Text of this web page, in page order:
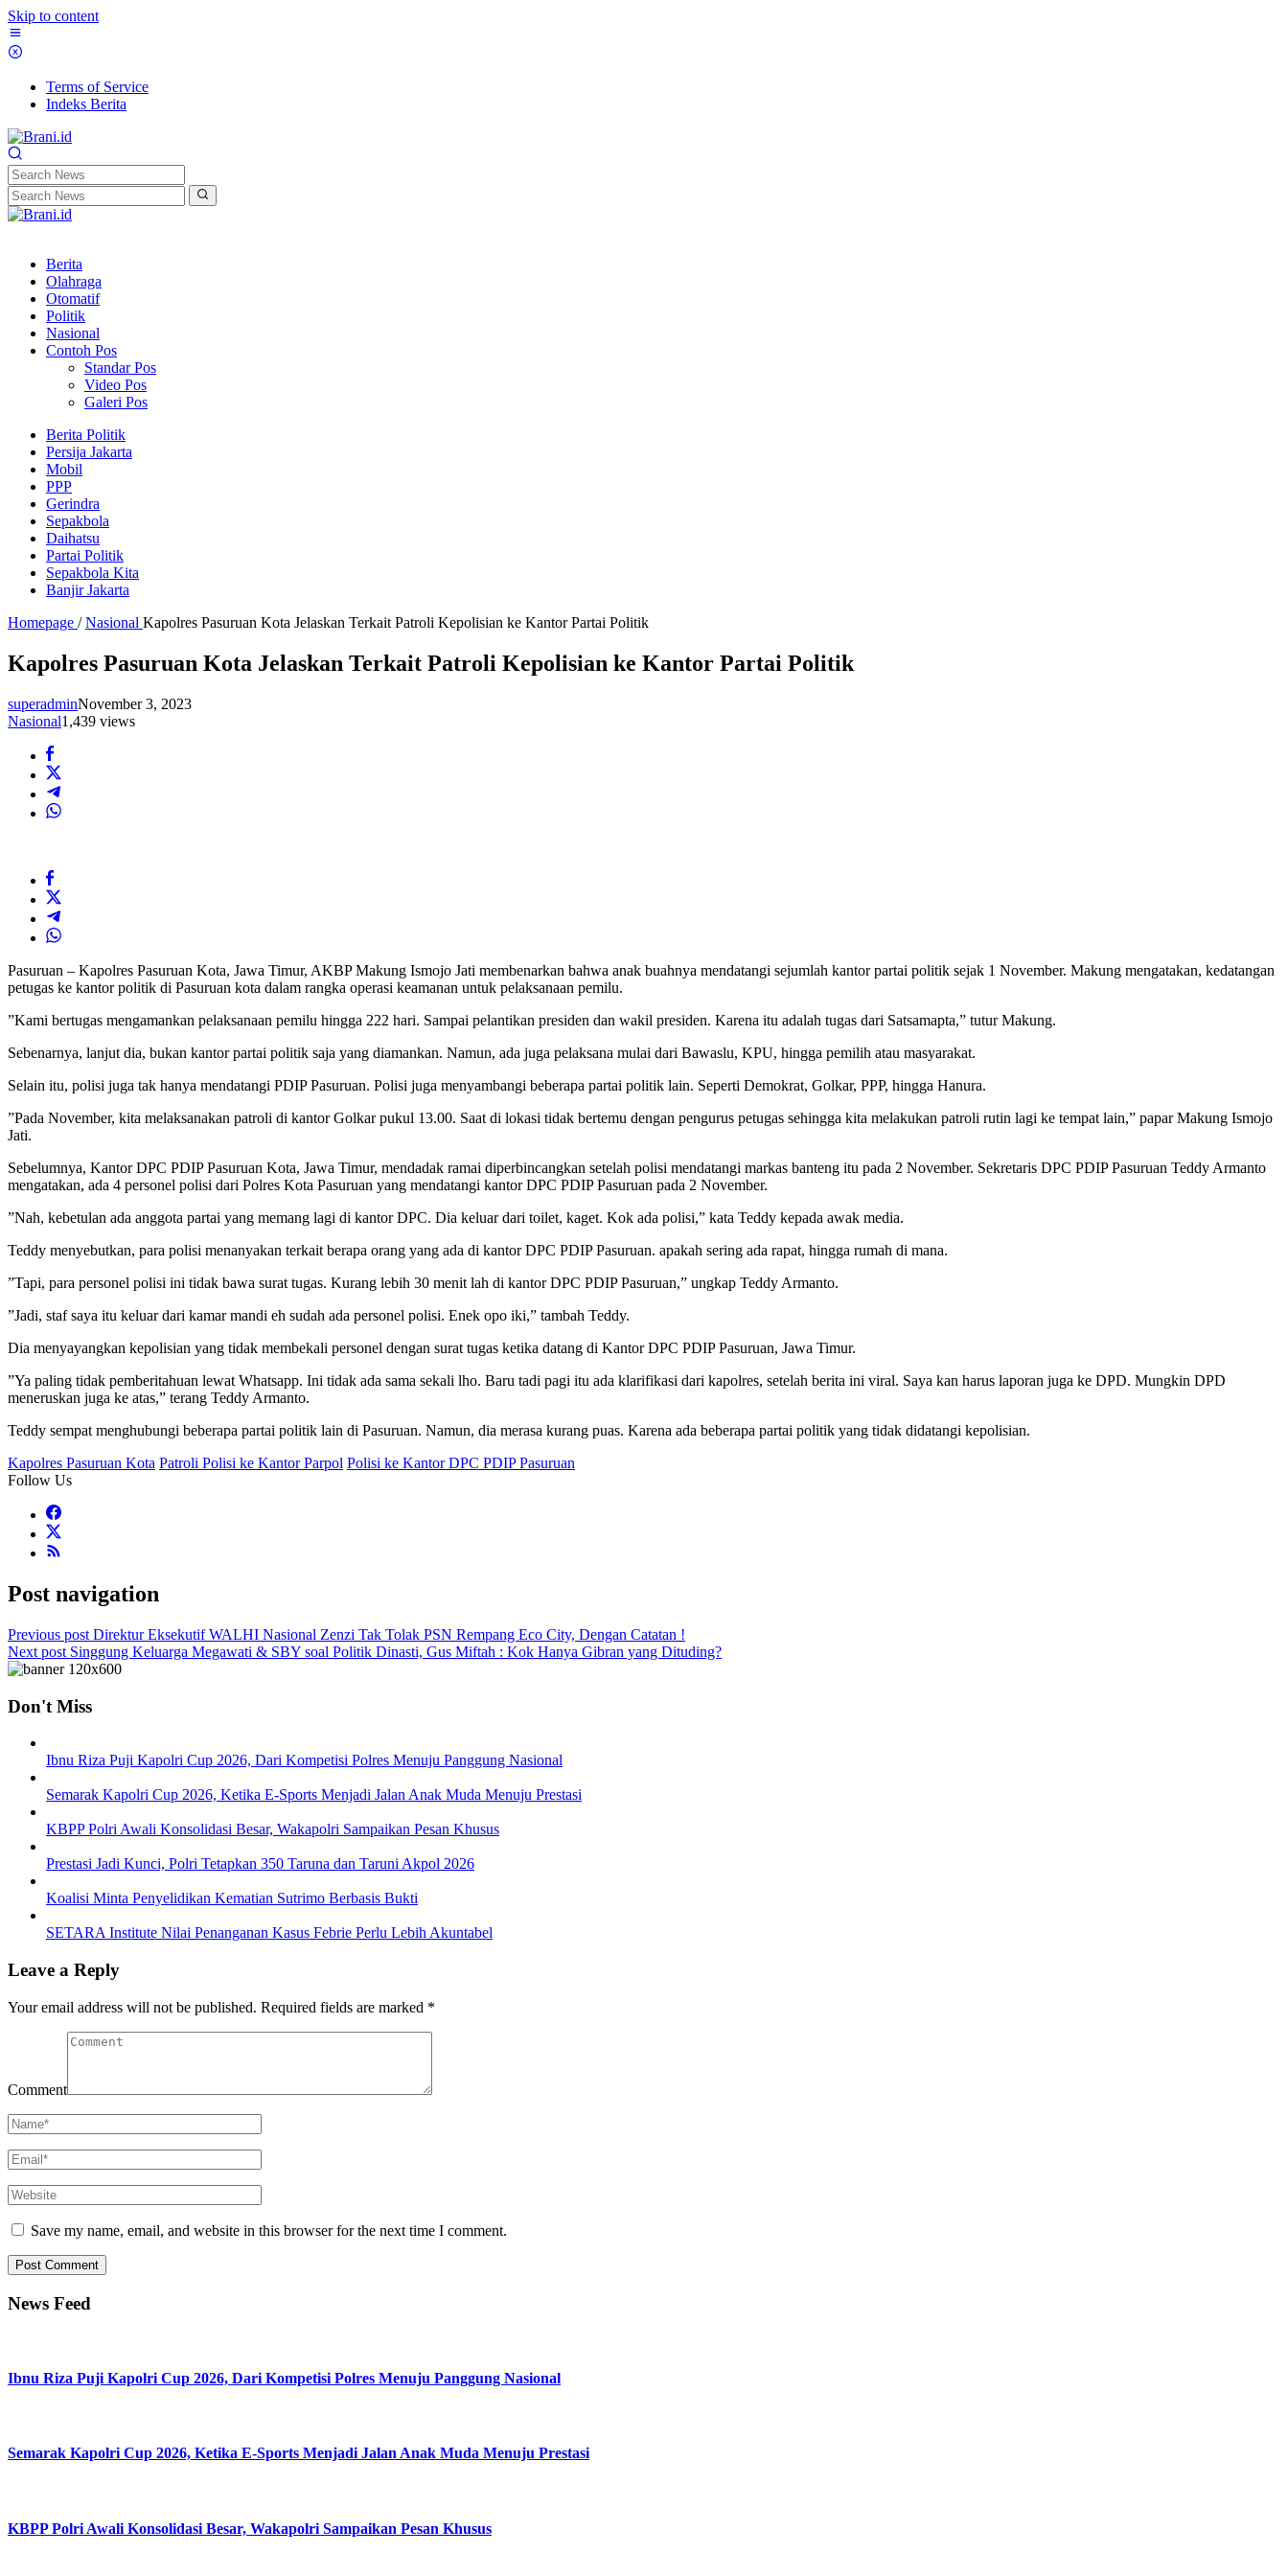
Skip to content
Terms of Service
Indeks Berita
Berita
Olahraga
Otomatif
Politik
Nasional
Contoh Pos
Standar Pos
Video Pos
Galeri Pos
Berita Politik
Persija Jakarta
Mobil
PPP
Gerindra
Sepakbola
Daihatsu
Partai Politik
Sepakbola Kita
Banjir Jakarta
Homepage / Nasional Kapolres Pasuruan Kota Jelaskan Terkait Patroli Kepolisian ke Kantor Partai Politik
Kapolres Pasuruan Kota Jelaskan Terkait Patroli Kepolisian ke Kantor Partai Politik
superadminNovember 3, 2023
Nasional1,439 views
Pasuruan – Kapolres Pasuruan Kota, Jawa Timur, AKBP Makung Ismojo Jati membenarkan bahwa anak buahnya mendatangi sejumlah kantor partai politik sejak 1 November. Makung mengatakan, kedatangan
petugas ke kantor politik di Pasuruan kota dalam rangka operasi keamanan untuk pelaksanaan pemilu.
”Kami bertugas mengamankan pelaksanaan pemilu hingga 222 hari. Sampai pelantikan presiden dan wakil presiden. Karena itu adalah tugas dari Satsamapta,” tutur Makung.
Sebenarnya, lanjut dia, bukan kantor partai politik saja yang diamankan. Namun, ada juga pelaksana mulai dari Bawaslu, KPU, hingga pemilih atau masyarakat.
Selain itu, polisi juga tak hanya mendatangi PDIP Pasuruan. Polisi juga menyambangi beberapa partai politik lain. Seperti Demokrat, Golkar, PPP, hingga Hanura.
”Pada November, kita melaksanakan patroli di kantor Golkar pukul 13.00. Saat di lokasi tidak bertemu dengan pengurus petugas sehingga kita melakukan patroli rutin lagi ke tempat lain,” papar Makung Ismojo
Jati.
Sebelumnya, Kantor DPC PDIP Pasuruan Kota, Jawa Timur, mendadak ramai diperbincangkan setelah polisi mendatangi markas banteng itu pada 2 November. Sekretaris DPC PDIP Pasuruan Teddy Armanto
mengatakan, ada 4 personel polisi dari Polres Kota Pasuruan yang mendatangi kantor DPC PDIP Pasuruan pada 2 November.
”Nah, kebetulan ada anggota partai yang memang lagi di kantor DPC. Dia keluar dari toilet, kaget. Kok ada polisi,” kata Teddy kepada awak media.
Teddy menyebutkan, para polisi menanyakan terkait berapa orang yang ada di kantor DPC PDIP Pasuruan. apakah sering ada rapat, hingga rumah di mana.
”Tapi, para personel polisi ini tidak bawa surat tugas. Kurang lebih 30 menit lah di kantor DPC PDIP Pasuruan,” ungkap Teddy Armanto.
”Jadi, staf saya itu keluar dari kamar mandi eh sudah ada personel polisi. Enek opo iki,” tambah Teddy.
Dia menyayangkan kepolisian yang tidak membekali personel dengan surat tugas ketika datang di Kantor DPC PDIP Pasuruan, Jawa Timur.
”Ya paling tidak pemberitahuan lewat Whatsapp. Ini tidak ada sama sekali lho. Baru tadi pagi itu ada klarifikasi dari kapolres, setelah berita ini viral. Saya kan harus laporan juga ke DPD. Mungkin DPD
meneruskan juga ke atas,” terang Teddy Armanto.
Teddy sempat menghubungi beberapa partai politik lain di Pasuruan. Namun, dia merasa kurang puas. Karena ada beberapa partai politik yang tidak didatangi kepolisian.
Kapolres Pasuruan Kota Patroli Polisi ke Kantor Parpol Polisi ke Kantor DPC PDIP Pasuruan
Follow Us
Post navigation
Previous post Direktur Eksekutif WALHI Nasional Zenzi Tak Tolak PSN Rempang Eco City, Dengan Catatan !
Next post Singgung Keluarga Megawati & SBY soal Politik Dinasti, Gus Miftah : Kok Hanya Gibran yang Dituding?
Don't Miss
Ibnu Riza Puji Kapolri Cup 2026, Dari Kompetisi Polres Menuju Panggung Nasional
Semarak Kapolri Cup 2026, Ketika E-Sports Menjadi Jalan Anak Muda Menuju Prestasi
KBPP Polri Awali Konsolidasi Besar, Wakapolri Sampaikan Pesan Khusus
Prestasi Jadi Kunci, Polri Tetapkan 350 Taruna dan Taruni Akpol 2026
Koalisi Minta Penyelidikan Kematian Sutrimo Berbasis Bukti
SETARA Institute Nilai Penanganan Kasus Febrie Perlu Lebih Akuntabel
Leave a Reply
Your email address will not be published. Required fields are marked *
Comment
Save my name, email, and website in this browser for the next time I comment.
News Feed
Ibnu Riza Puji Kapolri Cup 2026, Dari Kompetisi Polres Menuju Panggung Nasional
Semarak Kapolri Cup 2026, Ketika E-Sports Menjadi Jalan Anak Muda Menuju Prestasi
KBPP Polri Awali Konsolidasi Besar, Wakapolri Sampaikan Pesan Khusus